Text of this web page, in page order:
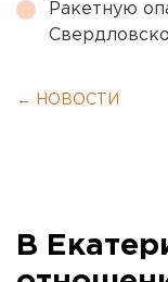
Ракетную
← НОВОСТИ
В